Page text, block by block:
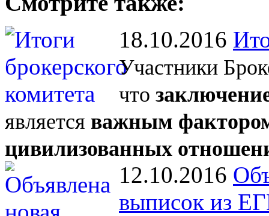
18.10.2016
Участники
что
является важным
цивилизованных
12.10.2016
выписок из